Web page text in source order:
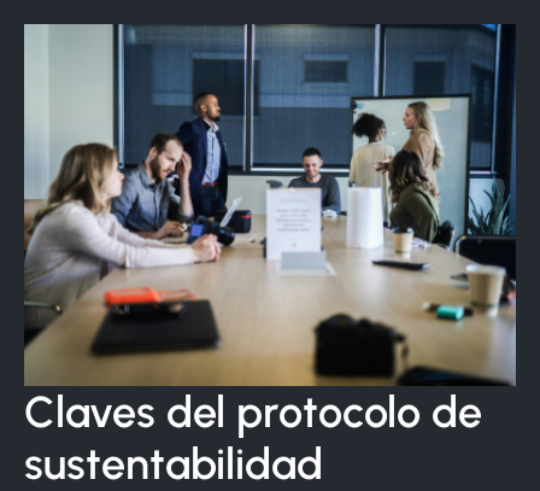
Claves del protocolo de
sustentabilidad